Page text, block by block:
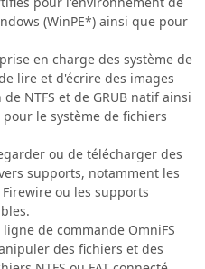
(WinPE*) ainsi que pour
en charge des système de
lire et d'écrire des images
NTFS et de GRUB natif ainsi
le système de fichiers
ou de télécharger des
supports, notamment les
ou les supports
de commande OmniFS
des fichiers et des